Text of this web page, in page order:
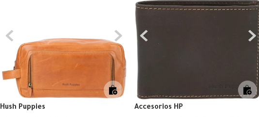
Hush Puppies
Accesorios HP